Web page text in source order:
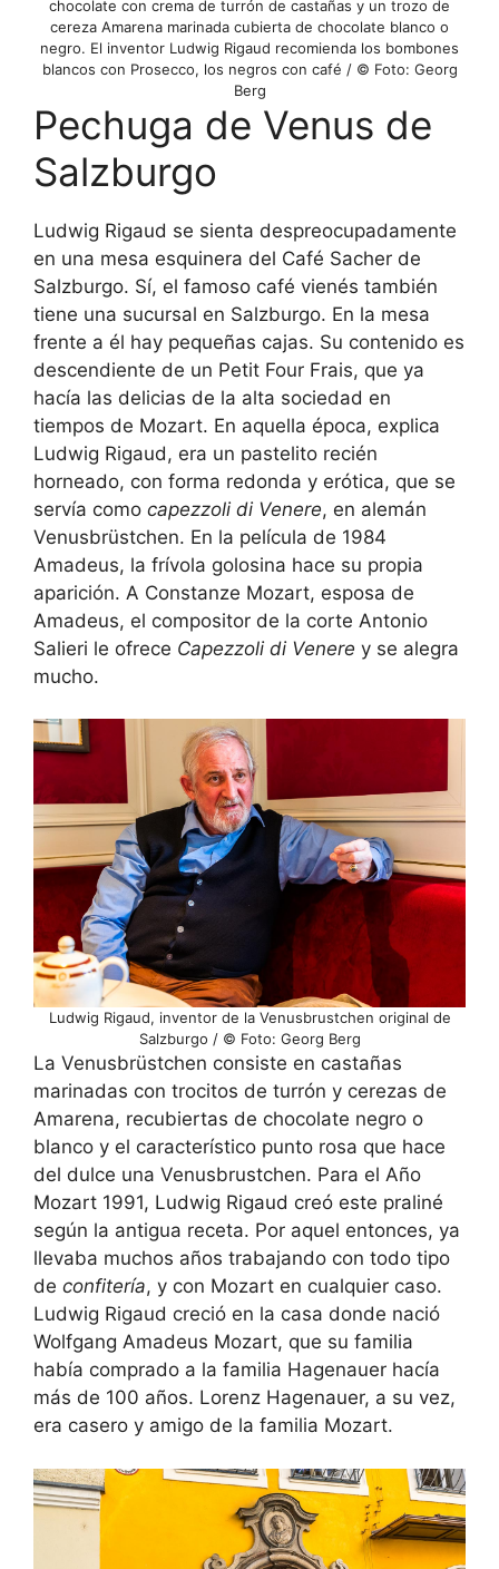
chocolate con crema de turrón de castañas y un trozo de
cereza Amarena marinada cubierta de chocolate blanco o
negro. El inventor Ludwig Rigaud recomienda los bombones
blancos con Prosecco, los negros con café / © Foto: Georg
Berg
Pechuga de Venus de
Salzburgo
Ludwig Rigaud se sienta despreocupadamente
en una mesa esquinera del Café Sacher de
Salzburgo. Sí, el famoso café vienés también
tiene una sucursal en Salzburgo. En la mesa
frente a él hay pequeñas cajas. Su contenido es
descendiente de un Petit Four Frais, que ya
hacía las delicias de la alta sociedad en
tiempos de Mozart. En aquella época, explica
Ludwig Rigaud, era un pastelito recién
horneado, con forma redonda y erótica, que se
servía como capezzoli di Venere, en alemán
Venusbrüstchen. En la película de 1984
Amadeus, la frívola golosina hace su propia
aparición. A Constanze Mozart, esposa de
Amadeus, el compositor de la corte Antonio
Salieri le ofrece Capezzoli di Venere y se alegra
mucho.
Ludwig Rigaud, inventor de la Venusbrustchen original de
Salzburgo / © Foto: Georg Berg
La Venusbrüstchen consiste en castañas
marinadas con trocitos de turrón y cerezas de
Amarena, recubiertas de chocolate negro o
blanco y el característico punto rosa que hace
del dulce una Venusbrustchen. Para el Año
Mozart 1991, Ludwig Rigaud creó este praliné
según la antigua receta. Por aquel entonces, ya
llevaba muchos años trabajando con todo tipo
de confitería, y con Mozart en cualquier caso.
Ludwig Rigaud creció en la casa donde nació
Wolfgang Amadeus Mozart, que su familia
había comprado a la familia Hagenauer hacía
más de 100 años. Lorenz Hagenauer, a su vez,
era casero y amigo de la familia Mozart.